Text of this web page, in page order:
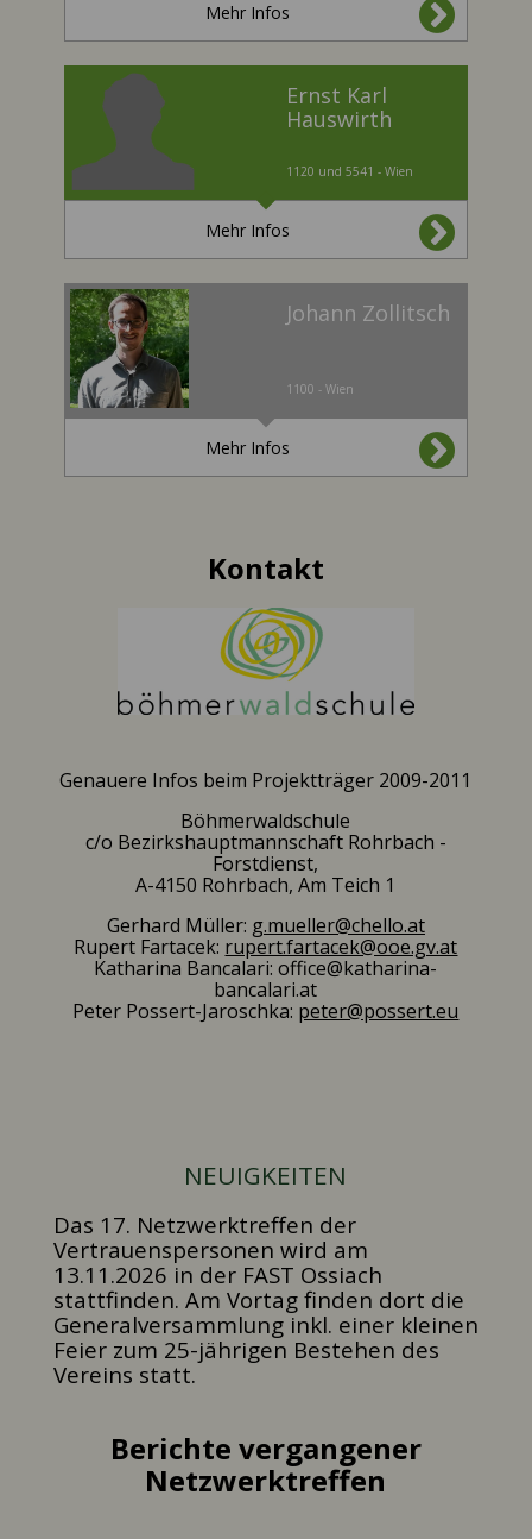
Mehr Infos
Ernst Karl
Hauswirth
1120 und 5541 - Wien
Mehr Infos
Johann Zollitsch
1100 - Wien
Mehr Infos
Kontakt
Genauere Infos beim Projektträger 2009-2011
Böhmerwaldschule
c/o Bezirkshauptmannschaft Rohrbach -
Forstdienst,
A-4150 Rohrbach, Am Teich 1
Gerhard Müller: g.mueller@chello.at
Rupert Fartacek: rupert.fartacek@ooe.gv.at
Katharina Bancalari: office@katharina-
bancalari.at
Peter Possert-Jaroschka: peter@possert.eu
NEUIGKEITEN
Das 17. Netzwerktreffen der
Vertrauenspersonen wird am
13.11.2026 in der FAST Ossiach
stattfinden. Am Vortag finden dort die
Generalversammlung inkl. einer kleinen
Feier zum 25-jährigen Bestehen des
Vereins statt.
Berichte vergangener
Netzwerktreffen